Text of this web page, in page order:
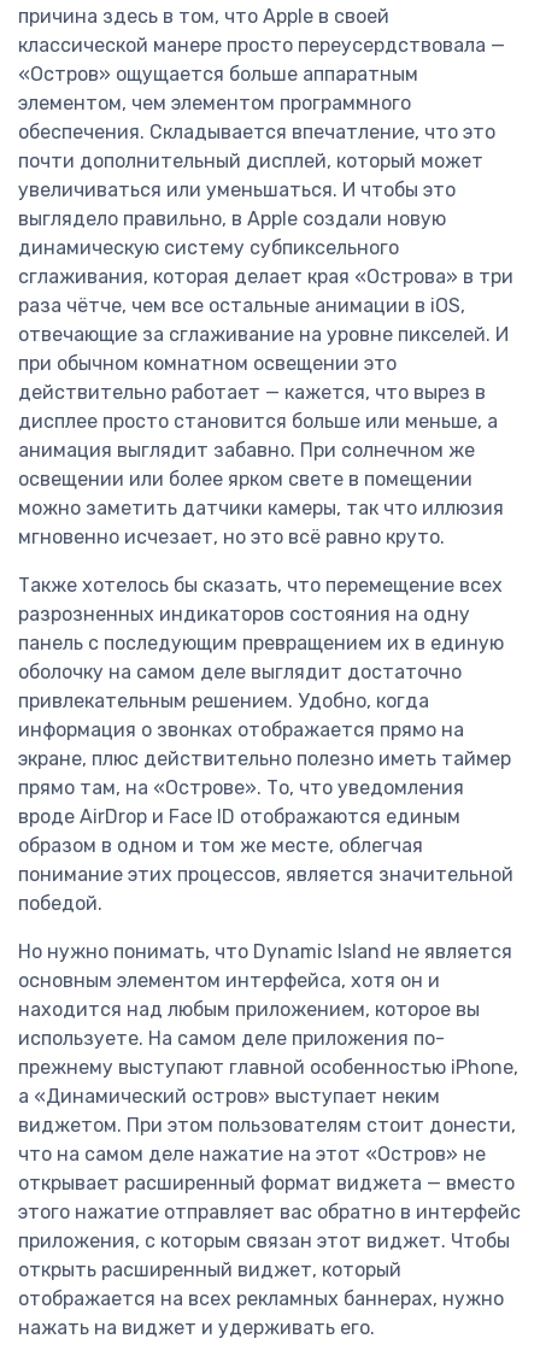
причина здесь в том, что Apple в своей
классической манере просто переусердствовала —
«Остров» ощущается больше аппаратным
элементом, чем элементом программного
обеспечения. Складывается впечатление, что это
почти дополнительный дисплей, который может
увеличиваться или уменьшаться. И чтобы это
выглядело правильно, в Apple создали новую
динамическую систему субпиксельного
сглаживания, которая делает края «Острова» в три
раза чётче, чем все остальные анимации в iOS,
отвечающие за сглаживание на уровне пикселей. И
при обычном комнатном освещении это
действительно работает — кажется, что вырез в
дисплее просто становится больше или меньше, а
анимация выглядит забавно. При солнечном же
освещении или более ярком свете в помещении
можно заметить датчики камеры, так что иллюзия
мгновенно исчезает, но это всё равно круто.
Также хотелось бы сказать, что перемещение всех
разрозненных индикаторов состояния на одну
панель с последующим превращением их в единую
оболочку на самом деле выглядит достаточно
привлекательным решением. Удобно, когда
информация о звонках отображается прямо на
экране, плюс действительно полезно иметь таймер
прямо там, на «Острове». То, что уведомления
вроде AirDrop и Face ID отображаются единым
образом в одном и том же месте, облегчая
понимание этих процессов, является значительной
победой.
Но нужно понимать, что Dynamic Island не является
основным элементом интерфейса, хотя он и
находится над любым приложением, которое вы
используете. На самом деле приложения по-
прежнему выступают главной особенностью iPhone,
а «Динамический остров» выступает неким
виджетом. При этом пользователям стоит донести,
что на самом деле нажатие на этот «Остров» не
открывает расширенный формат виджета — вместо
этого нажатие отправляет вас обратно в интерфейс
приложения, с которым связан этот виджет. Чтобы
открыть расширенный виджет, который
отображается на всех рекламных баннерах, нужно
нажать на виджет и удерживать его.